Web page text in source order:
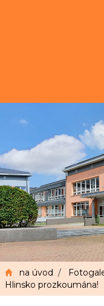
na úvod /
Hlinsko prozkoumána!